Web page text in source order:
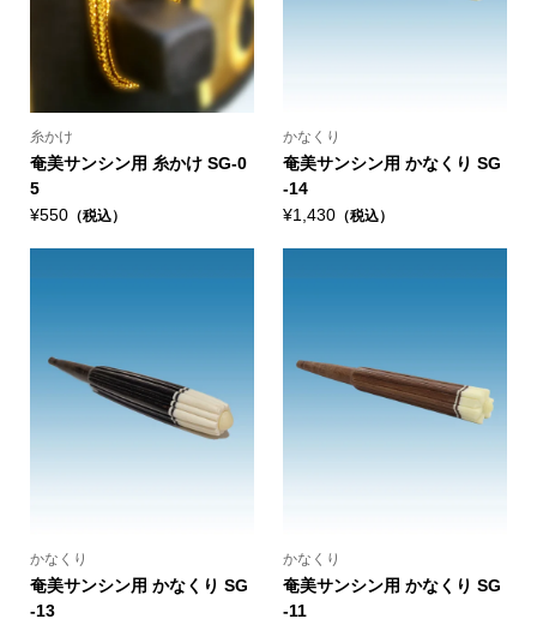
糸かけ
奄美サンシン用 糸かけ SG-0
5
¥550（税込）
かなくり
奄美サンシン用 かなくり SG
-14
¥1,430 （税込）
かなくり
奄美サンシン用 かなくり SG
-13
かなくり
奄美サンシン用 かなくり SG
-11